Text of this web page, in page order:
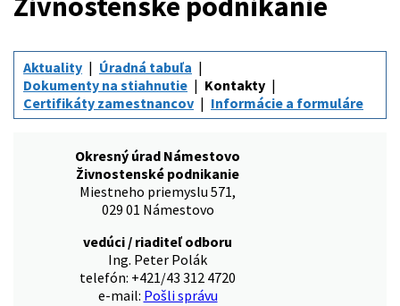
Aktuality
Úradná tabuľa
Dokumenty na stiahnutie
Kontakty
Certifikáty zamestnancov
Informácie a formuláre
Okresný úrad Námestovo
Živnostenské podnikanie
Miestneho priemyslu 571,
029 01 Námestovo
vedúci / riaditeľ odboru
Ing. Peter Polák
telefón: +421/43 312 4720
e-mail: Pošli správu